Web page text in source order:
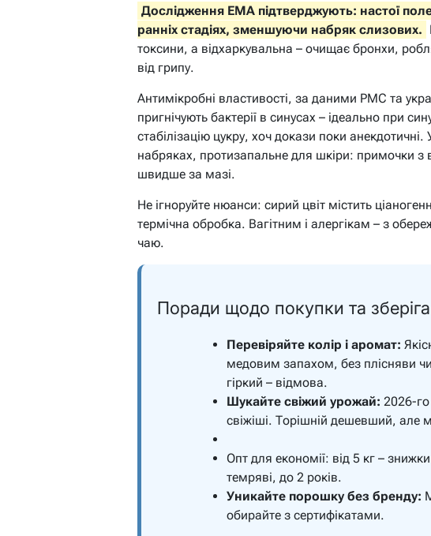
Дослідження EMA підтверджують: настої
ранніх стадіях, зменшуючи набряк слизових.
токсини, а відхаркувальна – очищає бронхи,
від грипу.
Антимікробні властивості, за даними PMC та
пригнічують бактерії в синусах – ідеально при
стабілізацію цукру, хоч докази поки анекдотичні.
набряках, протизапальне для шкіри: примочки з
швидше за мазі.
Не ігноруйте нюанси: сирий цвіт містить
термічна обробка. Вагітним і алергікам – з
чаю.
Поради щодо покупки та
Перевіряйте колір і аромат:
медовим запахом, без плісняви
гіркий – відмова.
Шукайте свіжий урожай: 2026-
свіжіші. Торішній дешевший, але
Опт для економії: від 5 кг –
темряві, до 2 років.
Уникайте порошку без бренду:
обирайте з сертифікатами.